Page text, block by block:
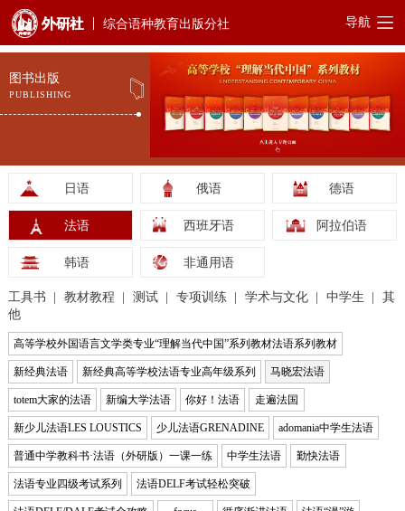
综合语种教育出版分社 导航
图书出版
PUBLISHING
日语 俄语 德语
法语 西班牙语 阿拉伯语
韩语 非通用语
工具书 教材教程 测试 专项训练 学术与文化 中学生
其
他
高等学校外国语言文学类专业“理解当代中国”系列教材法语系列教材
新经典法语 新经典高等学校法语专业高年级系列 马晓宏法语
totem大家的法语 新编大学法语 你好！法语 走遍法国
新少儿法语LES LOUSTICS 少儿法语GRENADINE adomania中学生法语
普通中学教科书·法语（外研版）一课一练 中学生法语 勤快法语
法语专业四级考试系列 法语DELF考试轻松突破